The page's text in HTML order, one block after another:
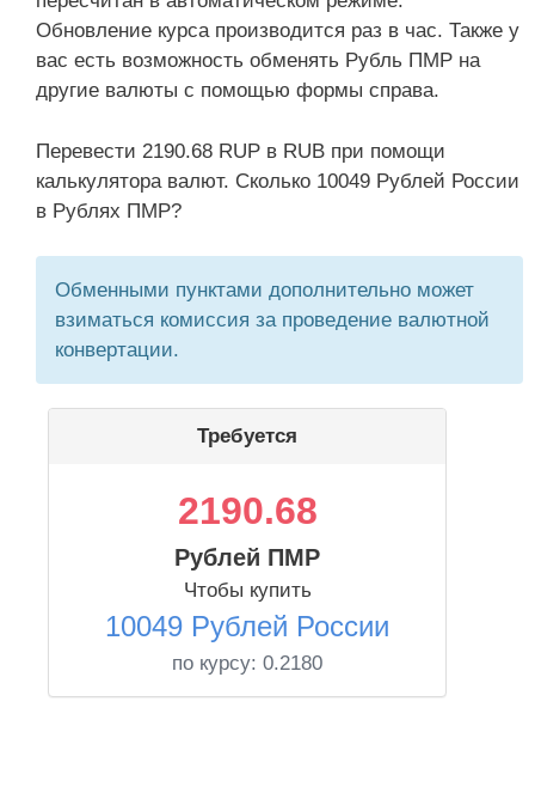
Обновление курса производится раз в час. Также у
вас есть возможность обменять Рубль ПМР на
другие валюты с помощью формы справа.
Перевести 2190.68 RUP в RUB при помощи
калькулятора валют. Сколько 10049 Рублей России
в Рублях ПМР?
Обменными пунктами дополнительно может
взиматься комиссия за проведение валютной
конвертации.
Требуется
2190.68
Рублей ПМР
Чтобы купить
10049 Рублей России
по курсу: 0.2180